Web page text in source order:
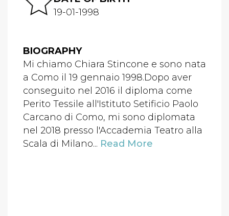
19-01-1998
BIOGRAPHY
Mi chiamo Chiara Stincone e sono nata
a Como il 19 gennaio 1998.Dopo aver
conseguito nel 2016 il diploma come
Perito Tessile all'Istituto Setificio Paolo
Carcano di Como, mi sono diplomata
nel 2018 presso l'Accademia Teatro alla
Scala di Milano... Read More